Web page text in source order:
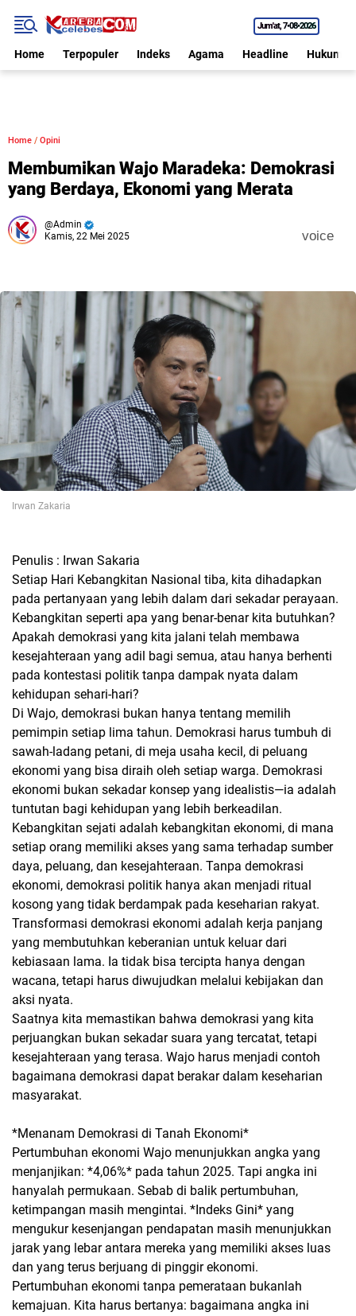
Jum'at 7•08•2026
Home Terpopuler Indeks Agama Headline Hukum
Home / Opini
Membumikan Wajo Maradeka: Demokrasi
yang Berdaya, Ekonomi yang Merata
Admin
Kamis, 22 Mei 2025
voice
Irwan Zakaria
Penulis : Irwan Sakaria
Setiap Hari Kebangkitan Nasional tiba, kita dihadapkan
pada pertanyaan yang lebih dalam dari sekadar perayaan.
Kebangkitan seperti apa yang benar-benar kita butuhkan?
Apakah demokrasi yang kita jalani telah membawa
kesejahteraan yang adil bagi semua, atau hanya berhenti
pada kontestasi politik tanpa dampak nyata dalam
kehidupan sehari-hari?
Di Wajo, demokrasi bukan hanya tentang memilih
pemimpin setiap lima tahun. Demokrasi harus tumbuh di
sawah-ladang petani, di meja usaha kecil, di peluang
ekonomi yang bisa diraih oleh setiap warga. Demokrasi
ekonomi bukan sekadar konsep yang idealistis—ia adalah
tuntutan bagi kehidupan yang lebih berkeadilan.
Kebangkitan sejati adalah kebangkitan ekonomi, di mana
setiap orang memiliki akses yang sama terhadap sumber
daya, peluang, dan kesejahteraan. Tanpa demokrasi
ekonomi, demokrasi politik hanya akan menjadi ritual
kosong yang tidak berdampak pada keseharian rakyat.
Transformasi demokrasi ekonomi adalah kerja panjang
yang membutuhkan keberanian untuk keluar dari
kebiasaan lama. Ia tidak bisa tercipta hanya dengan
wacana, tetapi harus diwujudkan melalui kebijakan dan
aksi nyata.
Saatnya kita memastikan bahwa demokrasi yang kita
perjuangkan bukan sekadar suara yang tercatat, tetapi
kesejahteraan yang terasa. Wajo harus menjadi contoh
bagaimana demokrasi dapat berakar dalam keseharian
masyarakat.
*Menanam Demokrasi di Tanah Ekonomi*
Pertumbuhan ekonomi Wajo menunjukkan angka yang
menjanjikan: *4,06%* pada tahun 2025. Tapi angka ini
hanyalah permukaan. Sebab di balik pertumbuhan,
ketimpangan masih mengintai. *Indeks Gini* yang
mengukur kesenjangan pendapatan masih menunjukkan
jarak yang lebar antara mereka yang memiliki akses luas
dan yang terus berjuang di pinggir ekonomi.
Pertumbuhan ekonomi tanpa pemerataan bukanlah
kemajuan. Kita harus bertanya: bagaimana angka ini